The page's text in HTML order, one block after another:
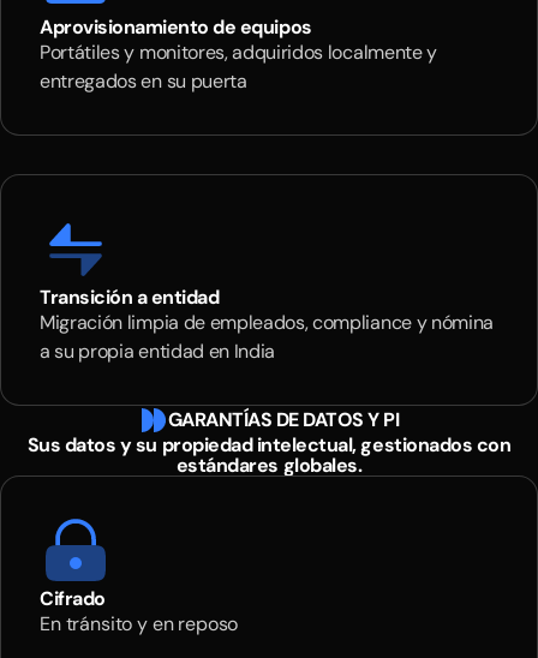
Aprovisionamiento de equipos
Portátiles y monitores, adquiridos localmente y
entregados en su puerta
Transición a entidad
Migración limpia de empleados, compliance y nómina
a su propia entidad en India
GARANTÍAS DE DATOS Y PI
Sus datos y su propiedad intelectual, gestionados con
estándares globales.
Cifrado
En tránsito y en reposo